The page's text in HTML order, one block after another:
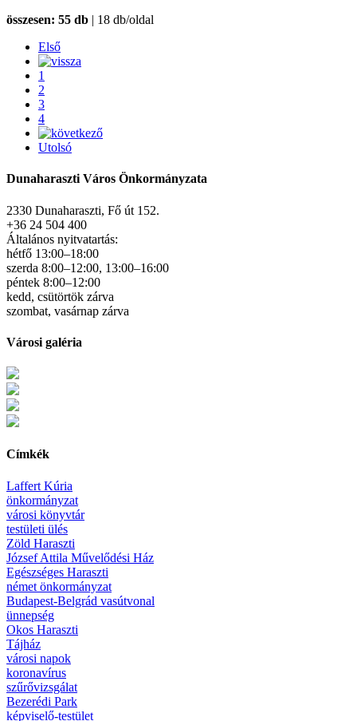
összesen: 55 db | 18 db/oldal
Első
1
2
3
4
Utolsó
Dunaharaszti Város Önkormányzata
2330 Dunaharaszti, Fő út 152.
+36 24 504 400
Általános nyitvatartás:
hétfő 13:00–18:00
szerda 8:00–12:00, 13:00–16:00
péntek 8:00–12:00
kedd, csütörtök zárva
szombat, vasárnap zárva
Városi galéria
Címkék
Laffert Kúria
önkormányzat
városi könyvtár
testületi ülés
Zöld Haraszti
József Attila Művelődési Ház
Egészséges Haraszti
német önkormányzat
Budapest-Belgrád vasútvonal
ünnepség
Okos Haraszti
Tájház
városi napok
koronavírus
szűrővizsgálat
Bezerédi Park
képviselő-testület